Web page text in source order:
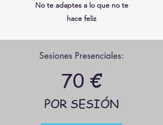
No te adaptes a lo que no te
hace feliz
Sesiones Presenciales:
70 €
POR SESIÓN